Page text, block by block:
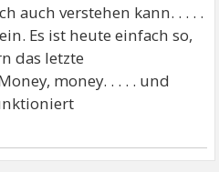
auch verstehen kann. . . . .
Es ist heute einfach so,
das letzte
money. . . . . und